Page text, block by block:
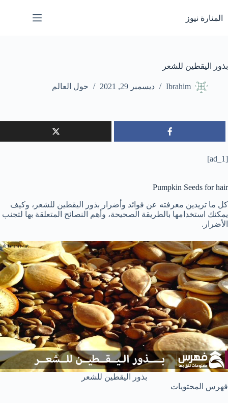
إلى
المحتوى
المنارة نيوز
بذور اليقطين للشعر
Ibrahim ديسمبر 29, 2021 حول العالم
[ad_1]
Pumpkin Seeds for hair
كل ما تريدين معرفته عن فوائد وأضرار بذور اليقطين للشعر، وكيف
يمكنك استخدامها بالطريقة الصحيحة، وأهم النصائح المتعلقة بها لتجنب
الأضرار.
بذور اليقطين للشعر
فهرس المحتويات